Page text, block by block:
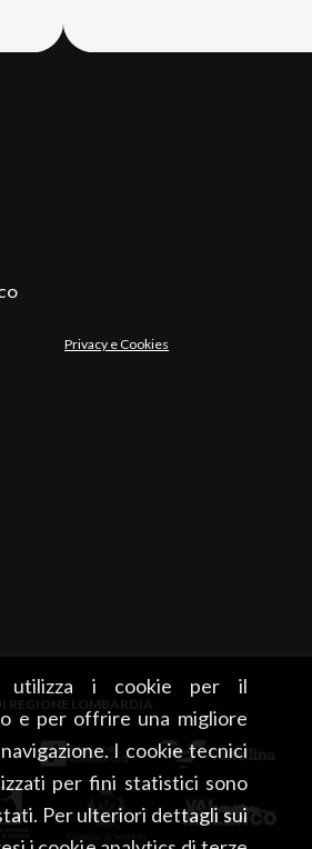
utilizza i cookie per il
e per offrire una migliore
I cookie tecnici
per fini statistici sono
Per ulteriori dettagli sui
Privacy e Cookies
REGIONE LOMBARDIA